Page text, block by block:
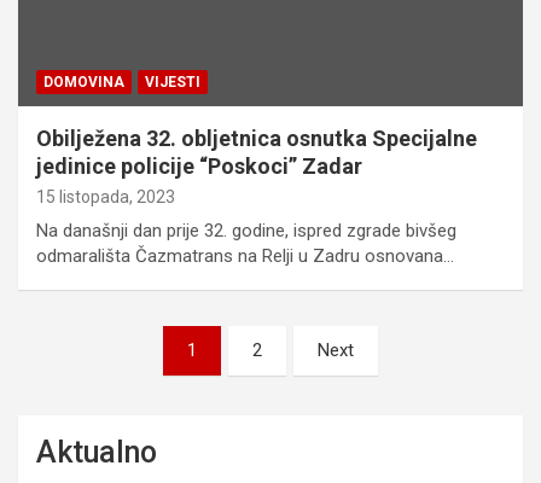
DOMOVINA VIJESTI
Obilježena 32. obljetnica osnutka Specijalne
jedinice policije “Poskoci” Zadar
15 listopada, 2023
Na današnji dan prije 32. godine, ispred zgrade bivšeg
odmarališta Čazmatrans na Relji u Zadru osnovana…
1 2 Next
Aktualno